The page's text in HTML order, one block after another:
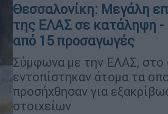
Θεσσαλονίκη: Μεγάλη
της ΕΛΑΣ σε κατάληψη
από 15 προσαγωγές
Σύμφωνα με την ΕΛΑΣ, στο
εντοπίστηκαν άτομα τα
προσήχθησαν για
στοιχείων